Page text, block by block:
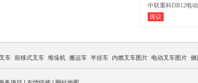
中联重科DB12电
面议
车 前移式叉车 堆垛机 搬运车 半挂车 内燃叉车图片 电动叉车图片 侧